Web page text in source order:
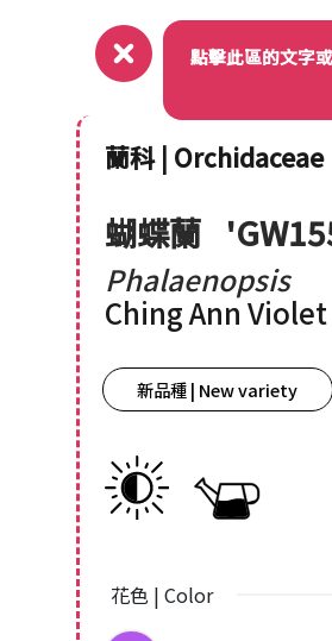
點擊此區的文字
蘭科 | Orchidaceae
蝴蝶蘭
Phalaenopsis
Ching Ann
新品種 | New variety
花色 | Color